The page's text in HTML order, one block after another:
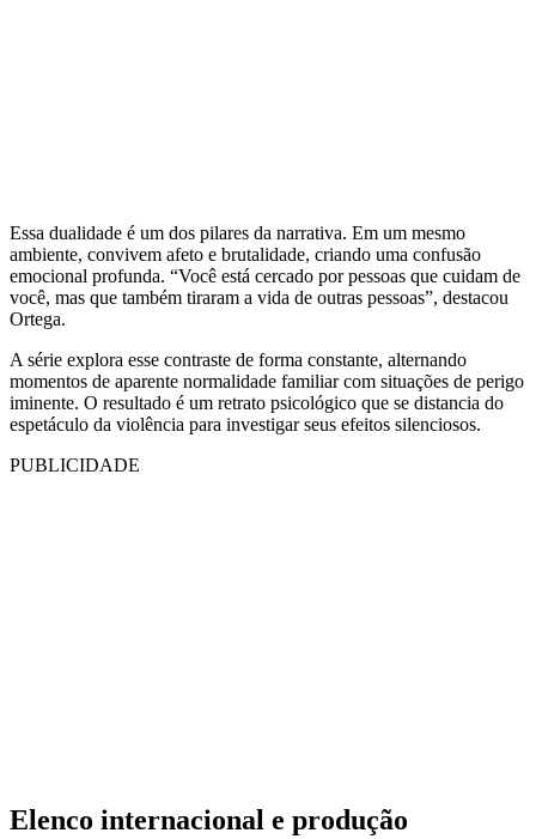
Essa dualidade é um dos pilares da narrativa. Em um mesmo
ambiente, convivem afeto e brutalidade, criando uma confusão
emocional profunda. “Você está cercado por pessoas que cuidam de
você, mas que também tiraram a vida de outras pessoas”, destacou
Ortega.
A série explora esse contraste de forma constante, alternando
momentos de aparente normalidade familiar com situações de perigo
iminente. O resultado é um retrato psicológico que se distancia do
espetáculo da violência para investigar seus efeitos silenciosos.
PUBLICIDADE
Elenco internacional e produção